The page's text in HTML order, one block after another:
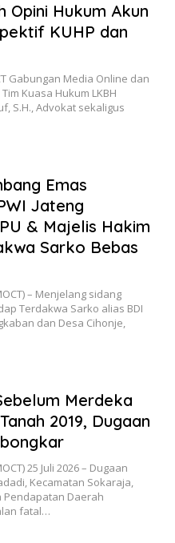
Opini Hukum Akun
KUHP dan
Gabungan Media Online dan
Kuasa Hukum LKBH
S.H., Advokat sekaligus
Emas
Jateng
& Majelis Hakim
Sarko Bebas
– Menjelang sidang
Terdakwa Sarko alias BDI
dan Desa Cihonje,
Merdeka
2019, Dugaan
25 Juli 2026 – Dugaan
Kecamatan Sokaraja,
Pendapatan Daerah
fatal…